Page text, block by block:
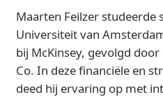
Maarten Feilzer studeerde
Universiteit van
bij McKinsey, gevolgd
Co. In deze financiële en
deed hij ervaring op met